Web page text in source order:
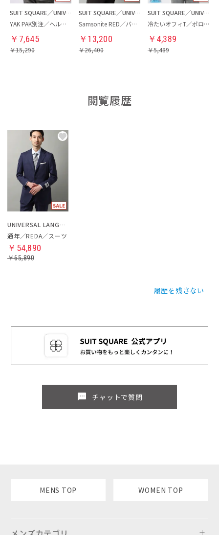
SUIT SQUARE／UNIVERSAL LANGUAGE
YAK PAK別注／ヘルメットバッグ
￥ 7,645
￥15,290
SUIT SQUARE／UNIVERSAL LANGUAGE
Samsonite RED／バックパック
￥ 13,200
￥26,400
SUIT SQUARE／UNIVERSAL LANGUAGE
冷たいオフィT／ポロシャツ
￥ 4,389
￥5,489
閲覧履歴
UNIVERSAL LANGUAGE
通年／REDA／スーツ
￥54,890
￥65,890
履歴を残さない
sms チャットで質問
MENS TOP WOMEN TOP